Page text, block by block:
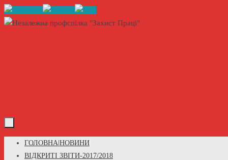
Skip
to
Skip
ГОЛОВНА|НОВИНИ
ВІДКРИТІ ЗВІТИ-2017/2018